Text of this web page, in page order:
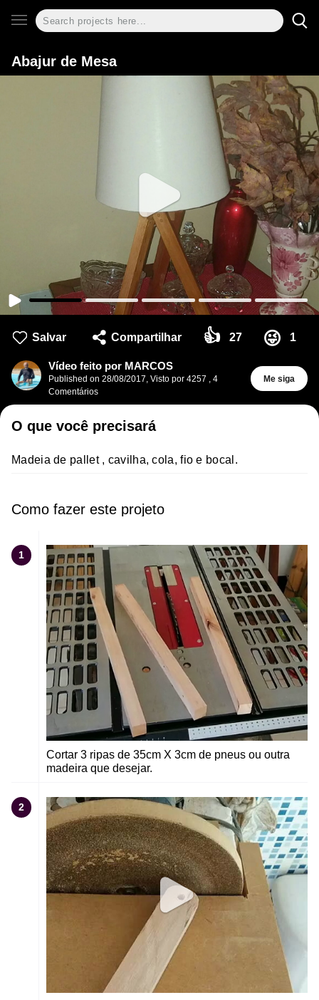
Abajur de Mesa
Salvar Compartilhar 👍 27 😜 1
Vídeo feito por MARCOS
Published on 28/08/2017, Visto por 4257 , 4
Comentários
Me siga
O que você precisará
Madeia de pallet , cavilha, cola, fio e bocal.
Como fazer este projeto
1
Cortar 3 ripas de 35cm X 3cm de pneus ou outra
madeira que desejar.
2